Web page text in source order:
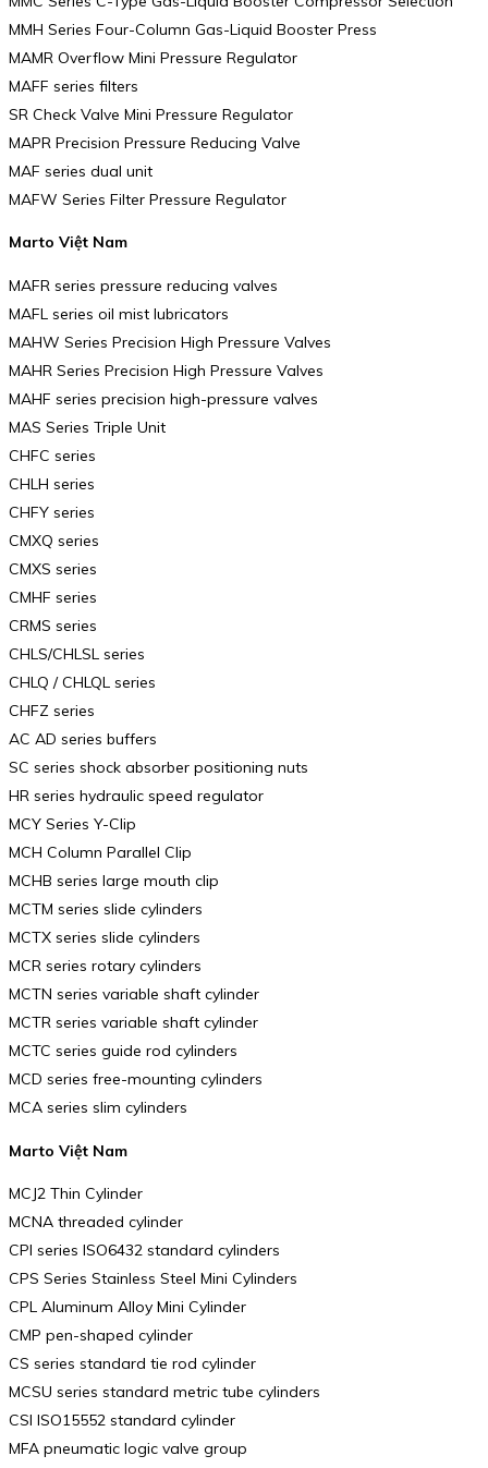
MMH Series Four-Column Gas-Liquid Booster Press
MAMR Overflow Mini Pressure Regulator
MAFF series filters
SR Check Valve Mini Pressure Regulator
MAPR Precision Pressure Reducing Valve
MAF series dual unit
MAFW Series Filter Pressure Regulator
Marto Việt Nam
MAFR series pressure reducing valves
MAFL series oil mist lubricators
MAHW Series Precision High Pressure Valves
MAHR Series Precision High Pressure Valves
MAHF series precision high-pressure valves
MAS Series Triple Unit
CHFC series
CHLH series
CHFY series
CMXQ series
CMXS series
CMHF series
CRMS series
CHLS/CHLSL series
CHLQ / CHLQL series
CHFZ series
AC AD series buffers
SC series shock absorber positioning nuts
HR series hydraulic speed regulator
MCY Series Y-Clip
MCH Column Parallel Clip
MCHB series large mouth clip
MCTM series slide cylinders
MCTX series slide cylinders
MCR series rotary cylinders
MCTN series variable shaft cylinder
MCTR series variable shaft cylinder
MCTC series guide rod cylinders
MCD series free-mounting cylinders
MCA series slim cylinders
Marto Việt Nam
MCJ2 Thin Cylinder
MCNA threaded cylinder
CPI series ISO6432 standard cylinders
CPS Series Stainless Steel Mini Cylinders
CPL Aluminum Alloy Mini Cylinder
CMP pen-shaped cylinder
CS series standard tie rod cylinder
MCSU series standard metric tube cylinders
CSI ISO15552 standard cylinder
MFA pneumatic logic valve group